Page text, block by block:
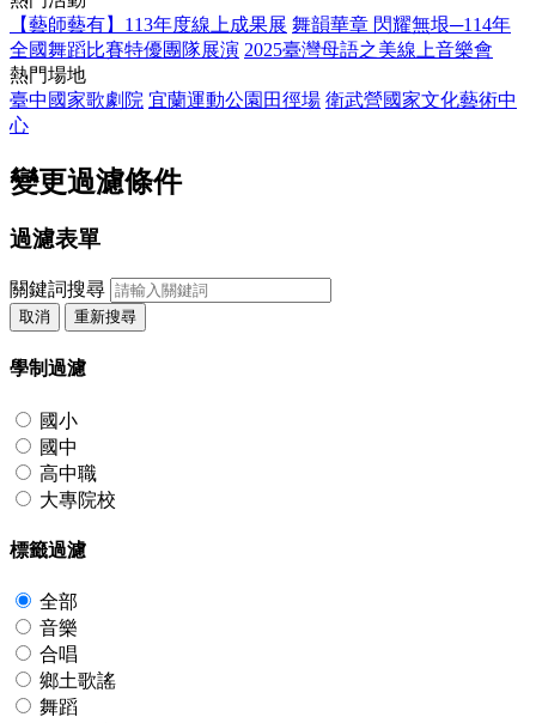
【藝師藝有】113年度線上成果展 舞韻華章 閃耀無垠─114年
全國舞蹈比賽特優團隊展演 2025臺灣母語之美線上音樂會
熱門場地
臺中國家歌劇院 宜蘭運動公園田徑場 衛武營國家文化藝術中
心
變更過濾條件
過濾表單
關鍵詞搜尋
取消 重新搜尋
學制過濾
國小
國中
高中職
大專院校
標籤過濾
全部
音樂
合唱
鄉土歌謠
舞蹈